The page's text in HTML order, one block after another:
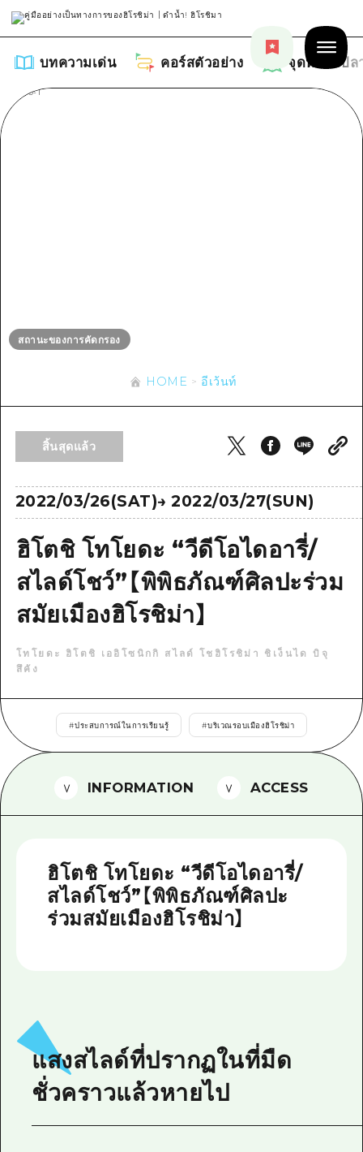
บทความเด่น คอร์สตัวอย่าง จุดหมายปล
การปั่นจักรยาน
สถานบันเทิงยามค่ำคืน
มรดกโลก
ประสบการณ์ / ในการเรียนรู้
มาตรฐาน
ประวัติศาสตร์ / วัฒนธรรม
การรักษา
ฮิโรชิม่า โมชิ โมชิ ทราเวล
บริเวณรอบเมืองฮิโรชิม่า
อากิ
บิงโก
เกโฮค
บริเวณรอบๆ มิยาจิมะ
ยามากุจิตะวันออก
บริเวณรอบเมืองฮิโรชิม่า
อากิ
บริเวณรอบๆ มิยาจิมะ
ยามากุจิตะวันออก
จังหวัดเอฮิเมะ
ชิมาเนะ
อีเว้นท์
ข้อมูลตามฤดูกาล
รายการ
เข้าถึงเข้าถึง
สรุปการจราจรรอง
ความแออัดของสิ่งอำนวยความสะดวก
ตั๋วเที่ยวคุ้มค่าตั๋วเที่ยวคุ้มค่า
บริการรับฝากและจัดส่งสัมภาระ
ฮิโรชิมะโอโมะเตะนะชิ
TRAVELPAL International
ไกด์อาสาสมัครไ
วิดีโอฮิโรชิม่า
คำถามที่พบบ่อย
ข้อมูลการขนส่งระหว่างเกิดภัยพิบัติ
HOME
ข่าว
อีเว้นท์
HOME อีเว้นท์
สิ้นสุดแล้ว
2022/03/26(SAT)→2022/03/27(SUN)
ฮิโตชิ โทโยดะ “วีดีโอไดอารี่/
สไลด์โชว์”【พิพิธภัณฑ์ศิลปะร่วม
สมัยเมืองฮิโรชิม่า】
โทโยดะ ฮิโตชิ เออิโซนิกกิ สไลด์ โชฮิโรชิม่า ชิเง็นได บิจุ
สึคัง
#ประสบการณ์ในการเรียนรู้ #บริเวณรอบเมืองฮิโรชิม่า
สถานะของการคัดกรอง
INFORMATION ACCESS
ฮิโตชิ โทโยดะ “วีดีโอไดอารี่/
สไลด์โชว์”【พิพิธภัณฑ์ศิลปะ
ร่วมสมัยเมืองฮิโรชิม่า】
แสงสไลด์ที่ปรากฏในที่มืด
ชั่วคราวแล้วหายไป